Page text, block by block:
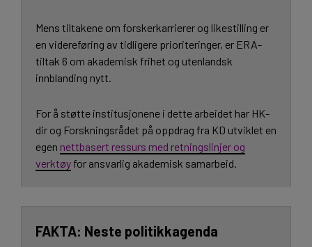
Mens tiltakene om forskerkarrierer og likestilling er
en videreføring av tidligere prioriteringer, er ERA-
tiltak 6 om akademisk frihet og utenlandsk
innblanding nytt.
For å støtte institusjonene i dette arbeidet har HK-
dir og Forskningsrådet på oppdrag fra KD utviklet en
egen nettbasert ressurs med retningslinjer og
verktøy for ansvarlig akademisk samarbeid.
Neste politikkagenda